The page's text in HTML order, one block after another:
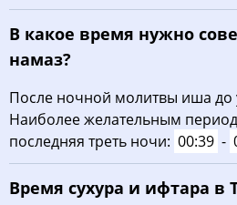
В какое время нужно
намаз?
После ночной молитвы иша до
Наиболее желательным
последняя треть ночи: 00:39 -
Время сухура и ифтара в